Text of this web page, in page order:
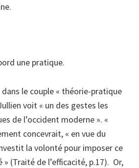
une pratique.
dans le couple « théorie-pratique
voit « un des gestes les
de l’occident moderne ». «
concevrait, « en vue du
la volonté pour imposer ce
(Traité de l’efficacité, p.17). Or,